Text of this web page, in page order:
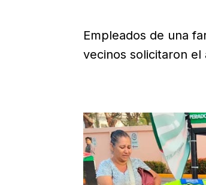
Empleados de una
vecinos solicitaron